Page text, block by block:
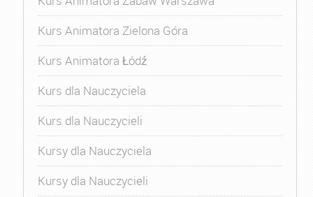
Kurs Animatora Zielona Góra
Kurs Animatora Łódź
Kurs dla Nauczyciela
Kurs dla Nauczycieli
Kursy dla Nauczyciela
Kursy dla Nauczycieli